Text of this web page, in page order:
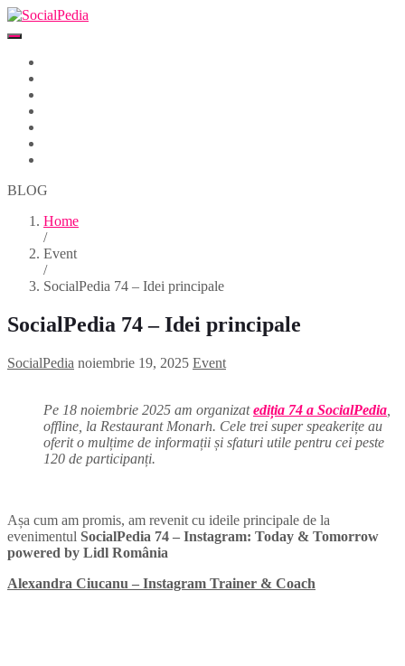
BLOG
Home
/
Event
/
SocialPedia 74 – Idei principale
SocialPedia 74 – Idei principale
SocialPedia noiembrie 19, 2025 Event
Pe 18 noiembrie 2025 am organizatediția 74 a SocialPedia
offline, la Restaurant Monarh. Cele trei super speakerițe au
oferit o mulțime de informații și sfaturi utile pentru cei peste
120 de participanți.
Așa cum am promis, am revenit cu ideile principale de la
evenimentul SocialPedia 74 – Instagram: Today & Tomorrow
powered by Lidl România
Alexandra Ciucanu – Instagram Trainer & Coach